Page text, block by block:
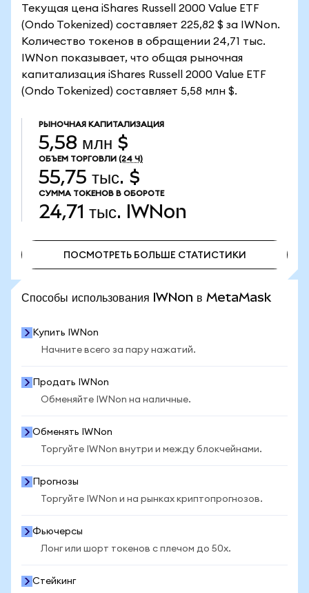
Текущая цена iShares Russell 2000 Value ETF
(Ondo Tokenized) составляет 225,82 $ за IWNon.
Количество токенов в обращении 24,71 тыс.
IWNon показывает, что общая рыночная
капитализация iShares Russell 2000 Value ETF
(Ondo Tokenized) составляет 5,58 млн $.
РЫНОЧНАЯ КАПИТАЛИЗАЦИЯ
5,58 млн $
ОБЪЕМ ТОРГОВЛИ (24 Ч)
55,75 тыс. $
СУММА ТОКЕНОВ В ОБОРОТЕ
24,71 тыс. IWNon
ПОСМОТРЕТЬ БОЛЬШЕ СТАТИСТИКИ
Способы использования IWNon в MetaMask
Купить IWNon
Начните всего за пару нажатий.
Продать IWNon
Обменяйте IWNon на наличные.
Обменять IWNon
Торгуйте IWNon внутри и между блокчейнами.
Прогнозы
Торгуйте IWNon и на рынках криптопрогнозов.
Фьючерсы
Лонг или шорт токенов с плечом до 50x.
Стейкинг